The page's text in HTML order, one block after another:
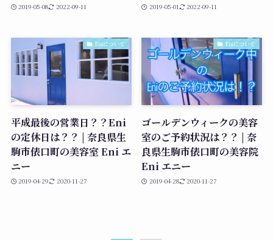
2019-05-08 2022-09-11 2019-05-01 2022-09-11
Eniについて
平成最後の営業日？？Eni
の定休日は？？ | 奈良県生
駒市俵口町の美容室 Eni エ
ニー
2019-04-29 2020-11-27
Eniについて
ゴールデンウィークの美容
室のご予約状況は？？ | 奈
良県生駒市俵口町の美容院
Eni エニー
2019-04-28 2020-11-27